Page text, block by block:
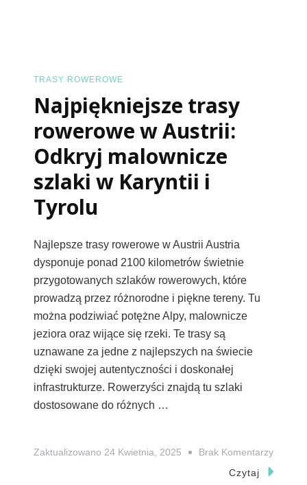
TRASY ROWEROWE
Najpiękniejsze trasy
rowerowe w Austrii:
Odkryj malownicze
szlaki w Karyntii i
Tyrolu
Najlepsze trasy rowerowe w Austrii Austria
dysponuje ponad 2100 kilometrów świetnie
przygotowanych szlaków rowerowych, które
prowadzą przez różnorodne i piękne tereny. Tu
można podziwiać potężne Alpy, malownicze
jeziora oraz wijące się rzeki. Te trasy są
uznawane za jedne z najlepszych na świecie
dzięki swojej autentyczności i doskonałej
infrastrukturze. Rowerzyści znajdą tu szlaki
dostosowane do różnych …
Zaktualizowano 24 Kwietnia, 2025 Brak KomentarzyDo
Czytaj